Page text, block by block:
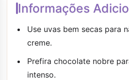
Informações
Use uvas bem secas para
creme.
Prefira chocolate nobre
intenso.